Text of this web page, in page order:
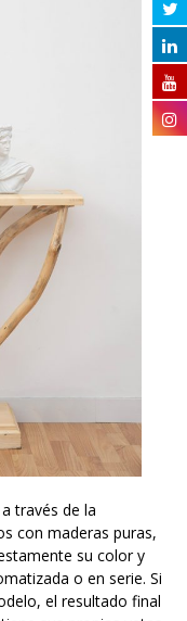
través de la
con maderas puras,
su color y
o en serie. Si
el resultado final